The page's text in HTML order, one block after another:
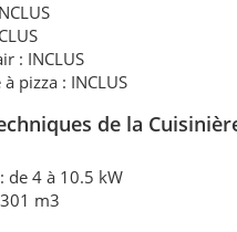
: INCLUS
pizza : INCLUS
de la
de 4 à 10.5 kW
m3